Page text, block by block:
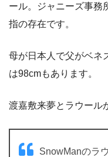
ール。ジャニーズ事務
指の存在です。
母が日本人で父がベネ
は98cmもあります。
渡嘉敷来夢とラウール
SnowManのラ